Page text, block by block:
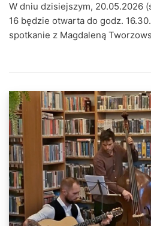
W dniu dzisiejszym, 20.05.2026
16 będzie otwarta do godz.
spotkanie z Magdaleną